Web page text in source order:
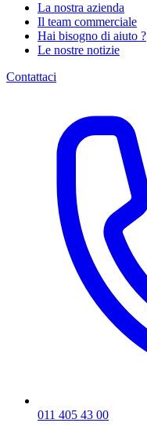
La nostra azienda
Il team commerciale
Hai bisogno di aiuto ?
Le nostre notizie
Contattaci
011 405 43 00